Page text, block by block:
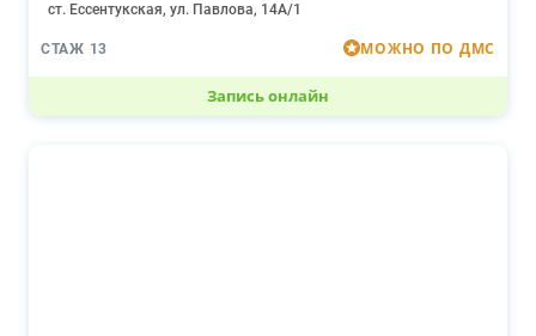
ст. Ессентукская, ул. Павлова, 14А/1
СТАЖ 13 МОЖНО ПО ДМС
Запись онлайн